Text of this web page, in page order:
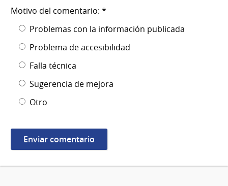
Motivo del comentario: *
Problemas con la información publicada
Problema de accesibilidad
Falla técnica
Sugerencia de mejora
Otro